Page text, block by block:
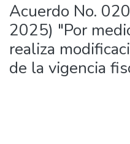
Acuerdo No.
2025) "Por
realiza
de la vigencia